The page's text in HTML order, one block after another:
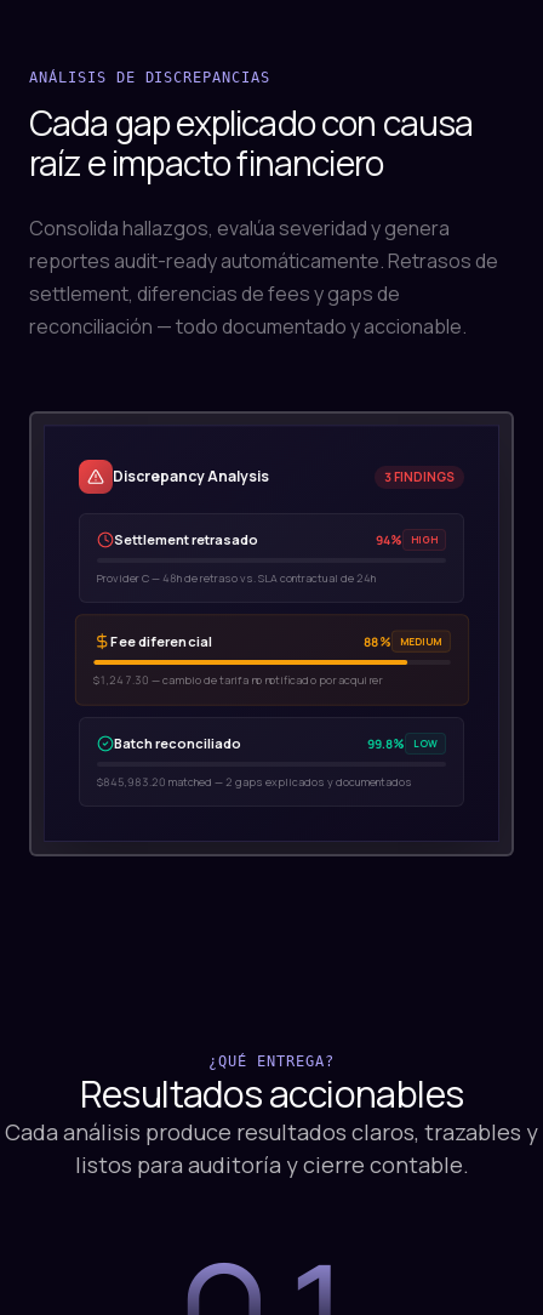
Cada gap explicado con causa
raíz e impacto financiero
Consolida hallazgos, evalúa severidad y genera
reportes audit-ready automáticamente. Retrasos de
settlement, diferencias de fees y gaps de
reconciliación — todo documentado y accionable.
Discrepancy Analysis RESOLVED
HIGH
Fee diferencial 88% MEDIUM
LOW
¿QUÉ ENTREGA?
Resultadosaccionables
Cada análisis produce resultados claros, trazables y
listos para auditoría y cierre contable.